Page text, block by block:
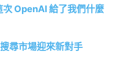
OpenAI 給了我們什麼
尋市場迎來新對手